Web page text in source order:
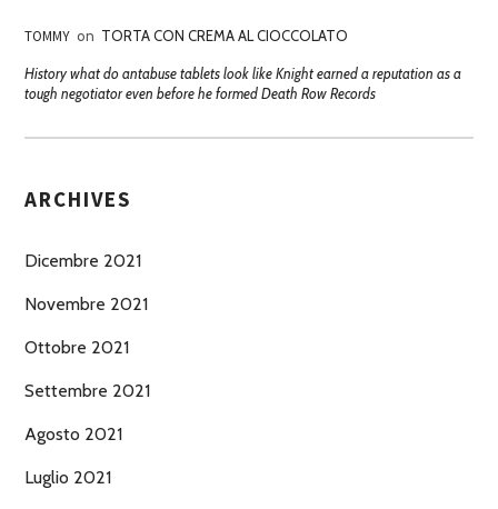
TOMMY on TORTA CON CREMA AL CIOCCOLATO
History what do antabuse tablets look like Knight earned a reputation as a
tough negotiator even before he formed Death Row Records
ARCHIVES
Dicembre 2021
Novembre 2021
Ottobre 2021
Settembre 2021
Agosto 2021
Luglio 2021